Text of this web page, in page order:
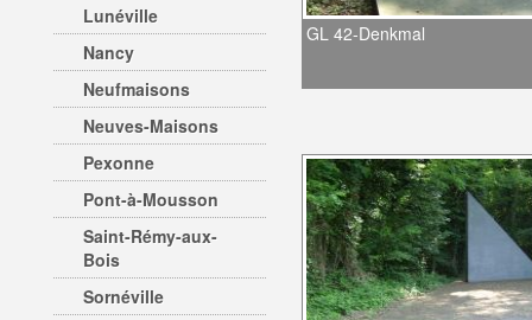
Lunéville
Nancy
Neufmaisons
Neuves-Maisons
Pexonne
Pont-à-Mousson
Saint-Rémy-aux-
Bois
Sornéville
GL 42-Denkmal